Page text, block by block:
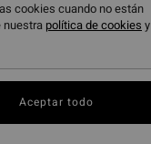
cookies cuando no están
nuestra política de cookies y
Aceptar todo